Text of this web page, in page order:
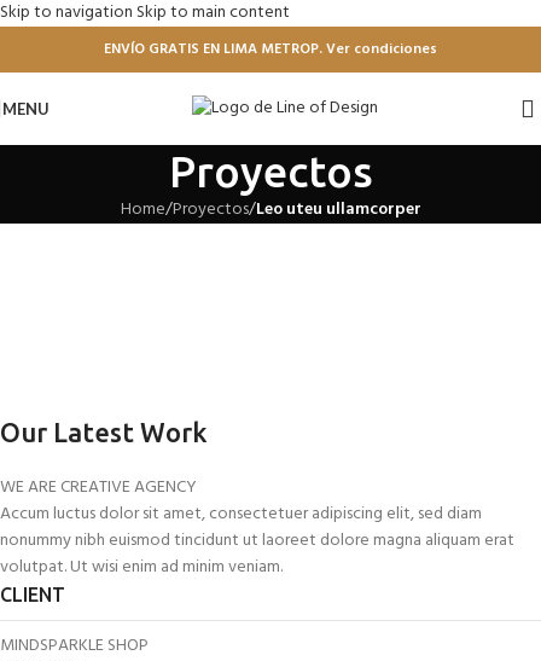
Skip to navigation Skip to main content
ENVÍO GRATIS EN LIMA METROP. Ver condiciones
MENU
Proyectos
Home/Proyectos/Leo uteu ullamcorper
Our Latest Work
WE ARE CREATIVE AGENCY
Accum luctus dolor sit amet, consectetuer adipiscing elit, sed diam
nonummy nibh euismod tincidunt ut laoreet dolore magna aliquam erat
volutpat. Ut wisi enim ad minim veniam.
CLIENT
MINDSPARKLE SHOP